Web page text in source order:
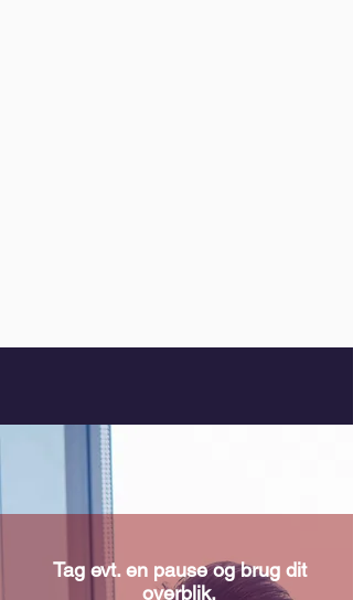
Tag evt. en pause og brug dit
overblik.